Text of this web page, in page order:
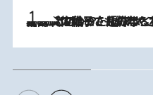
2026.8.5
【阿川佐和子さんの年とる力】なぜ70代で始めた趣味は“こんなに楽しい”のか？ ピアノ、俳句…スランプに陥っても続けられる“ある秘訣”とは